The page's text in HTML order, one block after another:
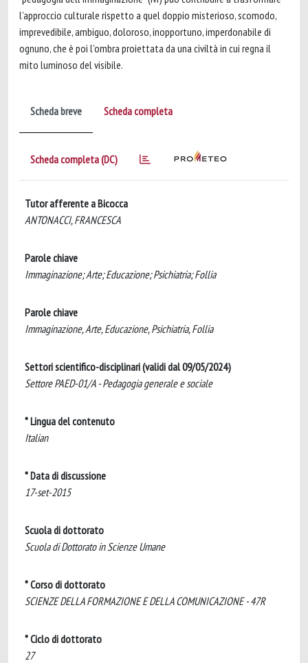
l’approccio culturale rispetto a quel doppio misterioso, scomodo,
imprevedibile, ambiguo, doloroso, inopportuno, imperdonabile di
ognuno, che è poi l’ombra proiettata da una civiltà in cui regna il
mito luminoso del visibile.
Scheda breve Scheda completa
Scheda completa (DC)
Tutor afferente a Bicocca
ANTONACCI, FRANCESCA
Parole chiave
Immaginazione; Arte; Educazione; Psichiatria; Follia
Parole chiave
Immaginazione, Arte, Educazione, Psichiatria, Follia
Settori scientifico-disciplinari (validi dal 09/05/2024)
Settore PAED-01/A - Pedagogia generale e sociale
* Lingua del contenuto
Italian
* Data di discussione
17-set-2015
Scuola di dottorato
Scuola di Dottorato in Scienze Umane
* Corso di dottorato
SCIENZE DELLA FORMAZIONE E DELLA COMUNICAZIONE - 47R
* Ciclo di dottorato
27